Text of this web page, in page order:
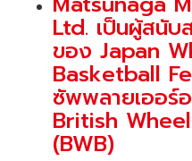
Ltd. เป็นผู้สนับ
ของ Japan
Basketball
ซัพพลายเออร์
British
(BWB)